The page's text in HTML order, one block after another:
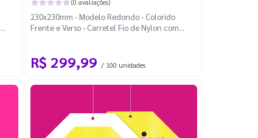
(0 avaliações)
230x230mm - Modelo Redondo - Colorido
Frente e Verso - Carretel Fio de Nylon com
R$ 299,99 / 100 unidades